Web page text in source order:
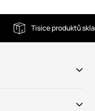
Tisíce produktů